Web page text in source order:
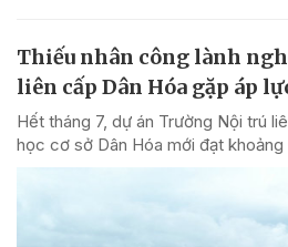
Thiếu nhân công lành
liên cấp Dân Hóa gặp áp
Hết tháng 7, dự án Trường Nội trú
học cơ sở Dân Hóa mới đạt